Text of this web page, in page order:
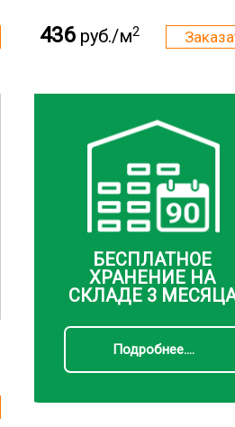
436 руб./м2
БЕСПЛАТНОЕ
ХРАНЕНИЕ НА
СКЛАДЕ 3
Подробнее....